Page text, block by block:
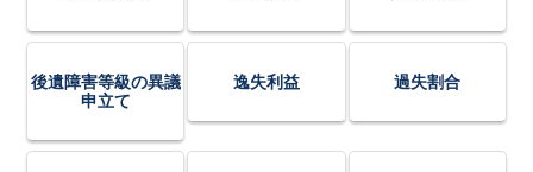
後遺障害等級の異議
申立て
逸失利益 過失割合